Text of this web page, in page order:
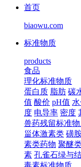
首页
biaowu.com
标准物质
products
食品
理化标准物质
蛋白质 脂肪 碳
值 酸价 pH值
度 电导率 密度
兽药残留标准
甾体激素类 磺
素类药物 聚醚
素 孔雀石绿与
毒素标准物质